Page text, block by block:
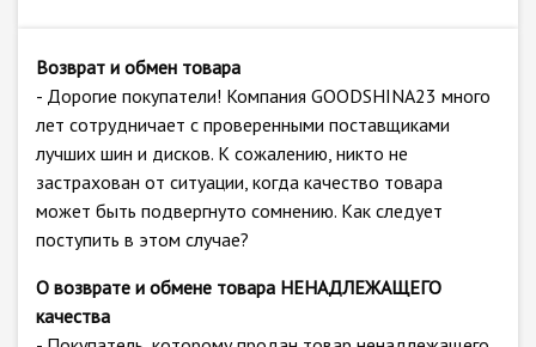
Возврат и обмен товара
- Дорогие покупатели! Компания GOODSHINA23 много
лет сотрудничает с проверенными поставщиками
лучших шин и дисков. К сожалению, никто не
застрахован от ситуации, когда качество товара
может быть подвергнуто сомнению. Как следует
поступить в этом случае?
О возврате и обмене товара НЕНАДЛЕЖАЩЕГО
качества